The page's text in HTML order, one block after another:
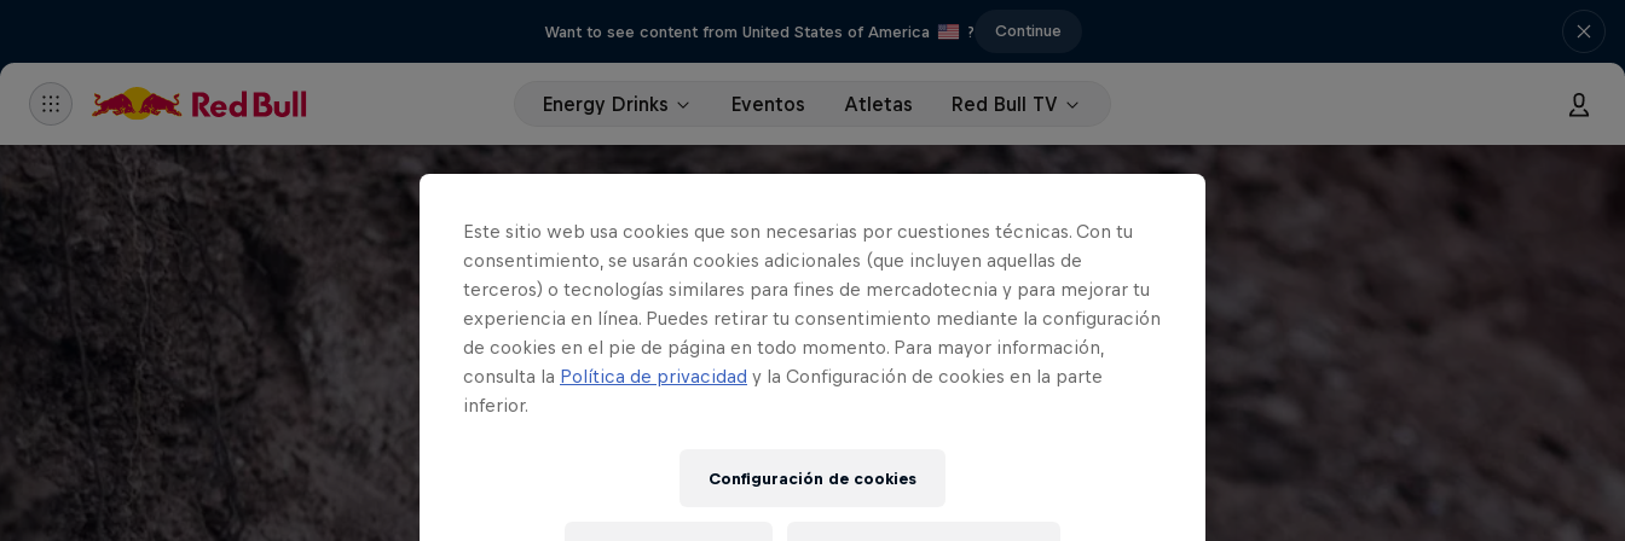
Want to see content from United States of America ? Continue
Energy Drinks Eventos Atletas Red Bull TV
Este sitio web usa cookies que son necesarias por cuestiones técnicas. Con tu
consentimiento, se usarán cookies adicionales (que incluyen aquellas de
terceros) o tecnologías similares para fines de mercadotecnia y para mejorar tu
experiencia en línea. Puedes retirar tu consentimiento mediante la configuración
de cookies en el pie de página en todo momento. Para mayor información,
consulta la Política de privacidad y la Configuración de cookies en la parte
inferior.
Configuración de cookies